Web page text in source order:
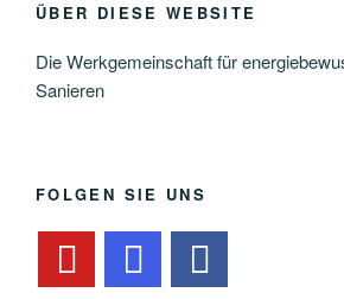
ÜBER DIESE WEBSITE
Die Werkgemeinschaft für
Sanieren
FOLGEN SIE UNS